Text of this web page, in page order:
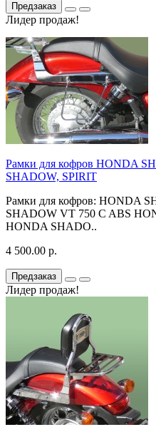
Предзаказ
Лидер продаж!
Рамки для кофров HONDA
SHADOW, SPIRIT
Рамки для кофров: HONDA
SHADOW VT 750 C ABS
HONDA SHADO..
4 500.00 р.
Предзаказ
Лидер продаж!